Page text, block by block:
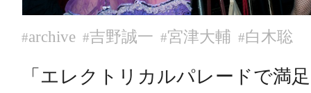
#archive #吉野誠一 #宮津大輔 #白木聡
「エレクトリカルパレードで満